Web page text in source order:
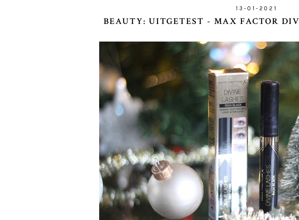
13-01-2021
BEAUTY: UITGETEST - MAX FACTOR